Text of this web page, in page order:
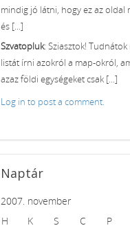
mindig jó látni, hogy ez az oldal
és [...]
Szvatopluk: Sziasztok! Tudnátok
listát írni azokról a map-okról,
azaz földi egységeket csak [...]
Log in to post a comment.
Naptár
2007. november
H
K S C P